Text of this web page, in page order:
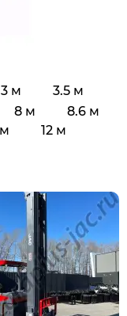
3 м
3.5 м
8 м
8.6 м
12 м